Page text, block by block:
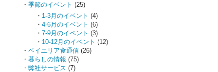
季節のイベント (25)
1-3月のイベント (4)
4-6月のイベント (6)
7-9月のイベント (3)
10-12月のイベント (12)
ベイエリア食通信 (26)
暮らしの情報 (75)
弊社サービス (7)